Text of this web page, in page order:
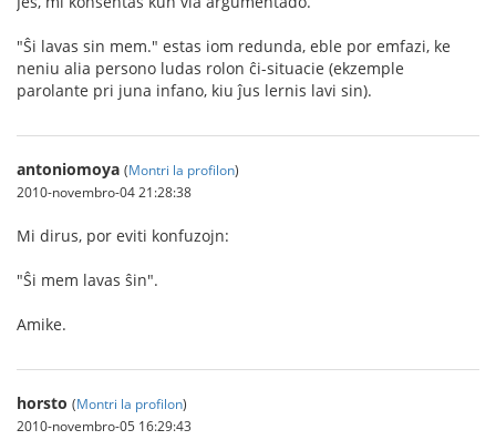
"Ŝi lavas sin mem." estas iom redunda, eble por emfazi, ke
neniu alia persono ludas rolon ĉi-situacie (ekzemple
parolante pri juna infano, kiu ĵus lernis lavi sin).
antoniomoya (Montri la profilon)
2010-novembro-04 21:28:38
Mi dirus, por eviti konfuzojn:
"Ŝi mem lavas ŝin".
Amike.
horsto (Montri la profilon)
2010-novembro-05 16:29:43